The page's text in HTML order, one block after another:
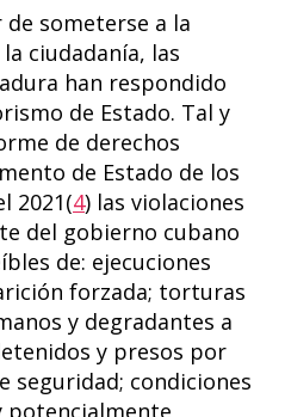
someterse a la
ciudadanía, las
han respondido
de Estado. Tal y
de derechos
de Estado de los
2021(4) las violaciones
del gobierno cubano
de: ejecuciones
forzada; torturas
y degradantes a
y presos por
seguridad; condiciones